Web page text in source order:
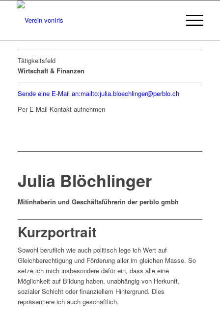
Tätigkeitsfeld
Wirtschaft & Finanzen
Sende eine E-Mail an:mailto:julia.bloechlinger@perblo.ch
Per E Mail Kontakt aufnehmen
Julia Blöchlinger
Mitinhaberin und Geschäftsführerin der perblo gmbh
Kurzportrait
Sowohl beruflich wie auch politisch lege ich Wert auf
Gleichberechtigung und Förderung aller im gleichen Masse. So
setze ich mich insbesondere dafür ein, dass alle eine
Möglichkeit auf Bildung haben, unabhängig von Herkunft,
sozialer Schicht oder finanziellem Hintergrund. Dies
repräsentiere ich auch geschäftlich.